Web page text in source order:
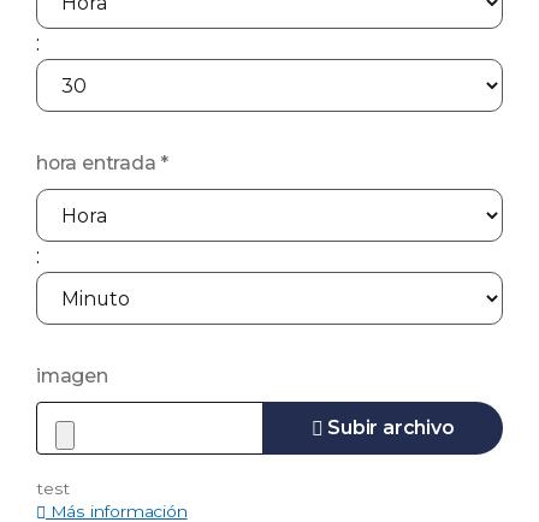
Hora
:
hora entrada *
Hora
:
imagen
Subir archivo
test
Más información